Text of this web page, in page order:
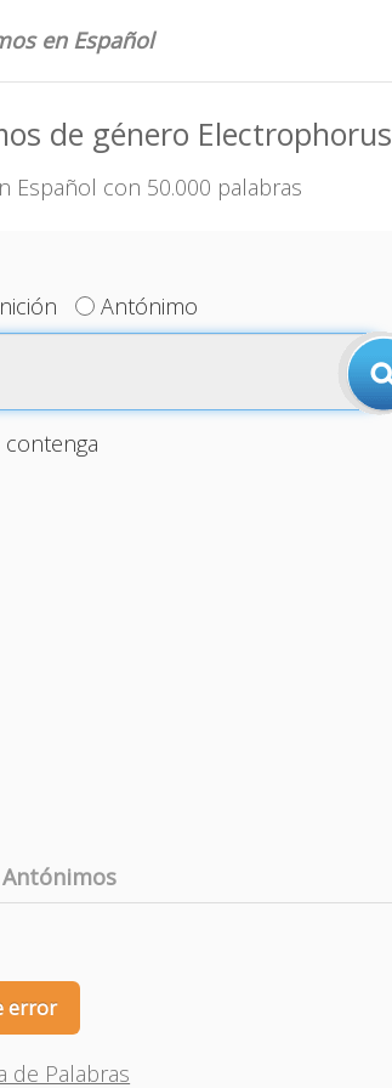
en Español
de género Electrophorus
Español con 50.000 palabras
Antónimo
contenga
Antónimos
error
de Palabras